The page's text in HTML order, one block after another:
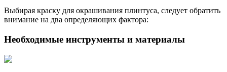
Выбирая краску для окрашивания плинтуса, следует обратить
внимание на два определяющих фактора:
Необходимые инструменты и материалы